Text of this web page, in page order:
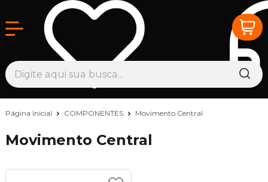
Página Inicial COMPONENTES Movimento Central
Movimento Central